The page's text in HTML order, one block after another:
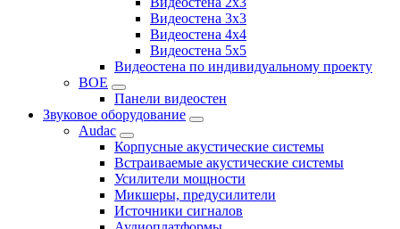
Видеостена 3x3
Видеостена 4x4
Видеостена 5x5
Видеостена по индивидуальному проекту
BOE
Панели видеостен
Звуковое оборудование
Audac
Корпусные акустические системы
Встраиваемые акустические системы
Усилители мощности
Микшеры, предусилители
Источники сигналов